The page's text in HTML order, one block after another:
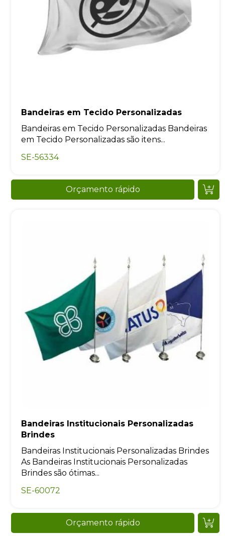
Bandeiras em Tecido Personalizadas
Bandeiras em Tecido Personalizadas Bandeiras
em Tecido Personalizadas são itens...
SE-56334
Orçamento rápido
Bandeiras Institucionais Personalizadas
Brindes
Bandeiras Institucionais Personalizadas Brindes
As Bandeiras Institucionais Personalizadas
Brindes são ótimas...
SE-60072
Orçamento rápido